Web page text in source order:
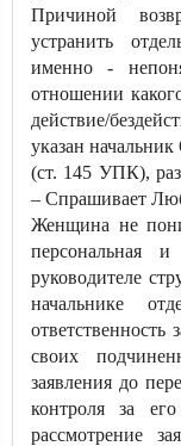
Причиной
устранить
именно -
отношении
действие/
указан
(ст. 145 УПК),
– Спрашивает
Женщина не
персональная
руководителе
начальнике
ответственность
своих
заявления до
контроля за
рассмотрение